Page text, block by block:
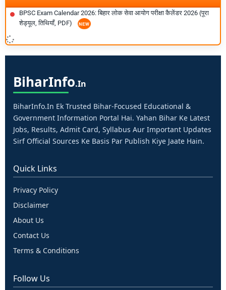
BPSC Exam Calendar 2026: बिहार लोक सेवा आयोग परीक्षा कैलेंडर 2026 (पूरा
शेड्यूल, तिथियाँ, PDF)
BiharInfo.in
BiharInfo.in Ek Trusted Bihar-Focused Educational &
Government Information Portal Hai. Yahan Bihar Ke Latest
Jobs, Results, Admit Card, Syllabus Aur Important Updates
Sirf Official Sources Ke Basis Par Publish Kiye Jaate Hain.
Quick Links
Privacy Policy
Disclaimer
About Us
Contact Us
Terms & Conditions
Follow Us